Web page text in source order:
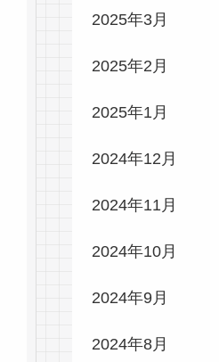
2025年3月
2025年2月
2025年1月
2024年12月
2024年11月
2024年10月
2024年9月
2024年8月